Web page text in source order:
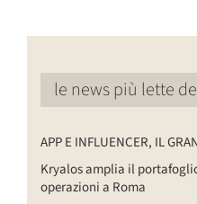
le news più lette
APP E INFLUENCER, IL
Kryalos amplia il
operazioni a Roma